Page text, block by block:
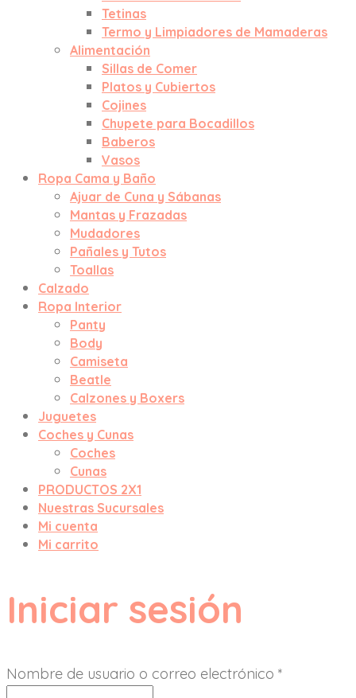
Tetinas
Termo y Limpiadores de Mamaderas
Alimentación
Sillas de Comer
Platos y Cubiertos
Cojines
Chupete para Bocadillos
Baberos
Vasos
Ropa Cama y Baño
Ajuar de Cuna y Sábanas
Mantas y Frazadas
Mudadores
Pañales y Tutos
Toallas
Calzado
Ropa Interior
Panty
Body
Camiseta
Beatle
Calzones y Boxers
Juguetes
Coches y Cunas
Coches
Cunas
PRODUCTOS 2X1
Nuestras Sucursales
Mi cuenta
Mi carrito
Iniciar sesión
Nombre de usuario o correo electrónico *